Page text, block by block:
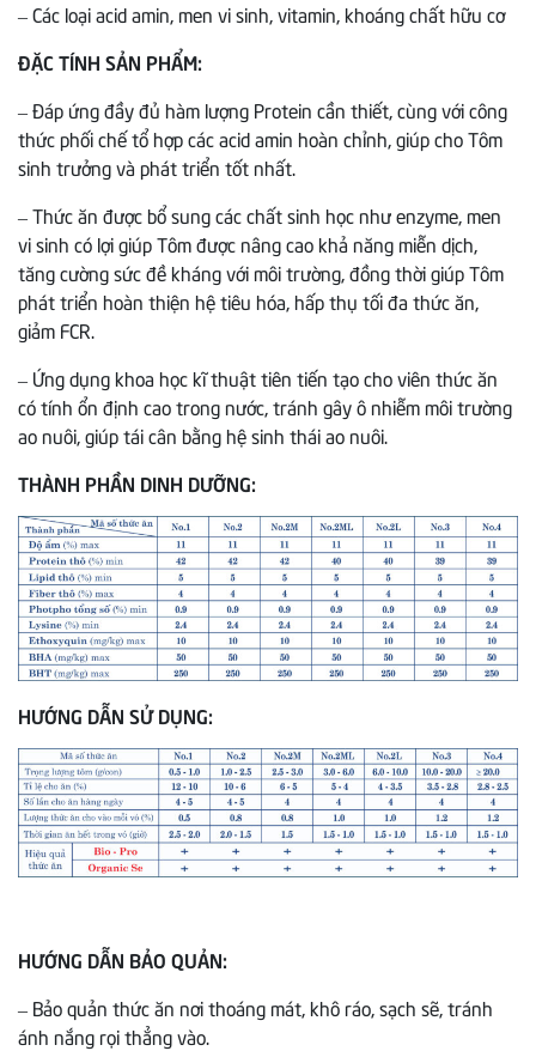
– Các loại acid amin, men vi sinh, vitamin, khoáng chất hữu cơ
ĐẶC TÍNH SẢN PHẨM:
– Đáp ứng đầy đủ hàm lượng Protein cần thiết, cùng với công
thức phối chế tổ hợp các acid amin hoàn chỉnh, giúp cho Tôm
sinh trưởng và phát triển tốt nhất.
– Thức ăn được bổ sung các chất sinh học như enzyme, men
vi sinh có lợi giúp Tôm được nâng cao khả năng miễn dịch,
tăng cường sức đề kháng với môi trường, đồng thời giúp Tôm
phát triển hoàn thiện hệ tiêu hóa, hấp thụ tối đa thức ăn,
giảm FCR.
– Ứng dụng khoa học kĩ thuật tiên tiến tạo cho viên thức ăn
có tính ổn định cao trong nước, tránh gây ô nhiễm môi trường
ao nuôi, giúp tái cân bằng hệ sinh thái ao nuôi.
THÀNH PHẦN DINH DƯỠNG:
HƯỚNG DẪN SỬ DỤNG:
HƯỚNG DẪN BẢO QUẢN:
– Bảo quản thức ăn nơi thoáng mát, khô ráo, sạch sẽ, tránh
ánh nắng rọi thẳng vào.